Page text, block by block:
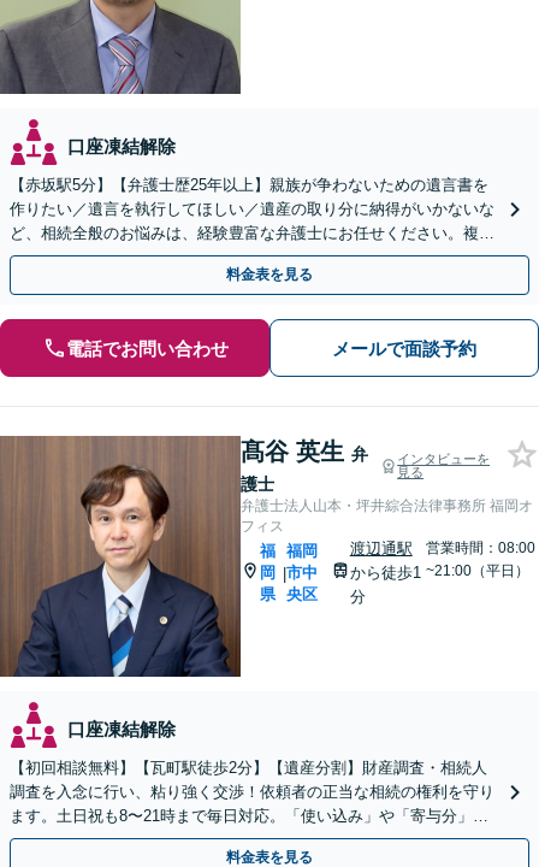
口座凍結解除
【赤坂駅5分】【弁護士歴25年以上】親族が争わないための遺言書を
作りたい／遺言を執行してほしい／遺産の取り分に納得がいかないな
ど、相続全般のお悩みは、経験豊富な弁護士にお任せください。複雑
な問題も粘り強く対応し、解決に導きます。
料金表を見る
電話でお問い合わせ メールで面談予約
髙谷 英生 弁
護士
インタビューを
見る
弁護士法人山本・坪井綜合法律事務所 福岡オ
フィス
福
岡
県
|
福岡
市中
央区
渡辺通駅
から徒歩1
分
営業時間：08:00
~21:00（平日）
口座凍結解除
【初回相談無料】【瓦町駅徒歩2分】【遺産分割】財産調査・相続人
調査を入念に行い、粘り強く交渉！依頼者の正当な相続の権利を守り
ます。土日祝も8〜21時まで毎日対応。「使い込み」や「寄与分」の
調査もお任せください！【遺言書作成や相続放棄も対応】
料金表を見る